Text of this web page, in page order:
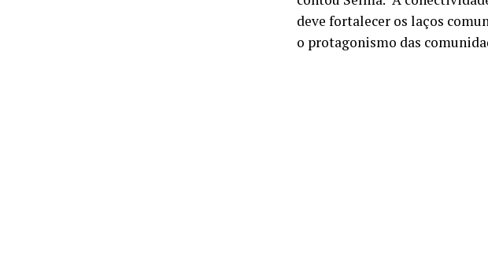
deve fortalecer os laços
o protagonismo das